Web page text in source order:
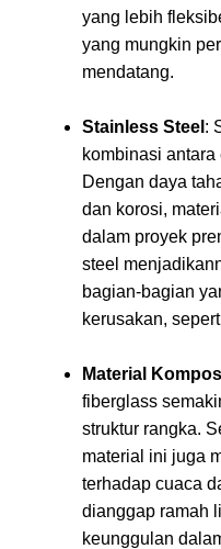
yang lebih
yang mungkin
mendatang.
Stainless Steel :
kombinasi
Dengan daya
dan korosi,
dalam proyek
steel
bagian-bagian
kerusakan,
Material
fiberglass
struktur rangka.
material ini juga
terhadap cuaca
dianggap ramah
keunggulan